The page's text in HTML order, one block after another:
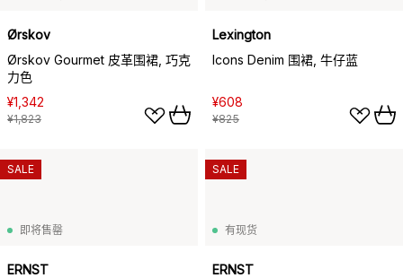
Ørskov
Ørskov Gourmet 皮革围裙, 巧克
力色
¥1,342
¥1,823
Lexington
Icons Denim 围裙, 牛仔蓝
¥608
¥825
即将售罄
ERNST
SALE
有现货
ERNST
SALE